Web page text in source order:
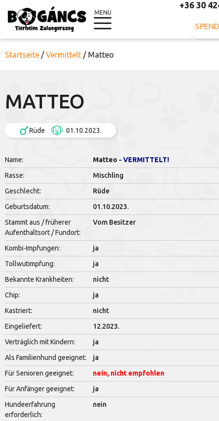
MENÜ
+36 30
Startseite / Vermittelt / Matteo
MATTEO
Rüde 01.10.2023.
Name: Matteo - VERMITTELT!
Rasse:
Mischling
Geschlecht:
Rüde
Geburtsdatum:
01.10.2023.
Stammt aus / früherer
Aufenthaltsort / Fundort:
Vom Besitzer
Kombi-Impfungen:
ja
Tollwutimpfung:
ja
Bekannte Krankheiten:
nicht
Chip:
ja
Kastriert:
nicht
Eingeliefert:
12.2023.
Verträglich mit Kindern:
ja
Als Familienhund geeignet:
ja
Für Senioren geeignet:
nein, nicht empfohlen
Für Anfänger geeignet:
ja
Hundeerfahrung
erforderlich:
nein